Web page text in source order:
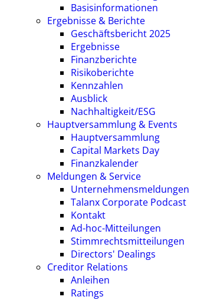
Basisinformationen
Ergebnisse & Berichte
Geschäftsbericht 2025
Ergebnisse
Finanzberichte
Risikoberichte
Kennzahlen
Ausblick
Nachhaltigkeit/ESG
Hauptversammlung & Events
Hauptversammlung
Capital Markets Day
Finanzkalender
Meldungen & Service
Unternehmensmeldungen
Talanx Corporate Podcast
Kontakt
Ad-hoc-Mitteilungen
Stimmrechtsmitteilungen
Directors' Dealings
Creditor Relations
Anleihen
Ratings